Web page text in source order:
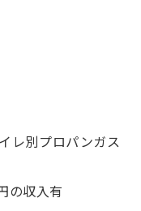
レ別プロパンガス
の収入有